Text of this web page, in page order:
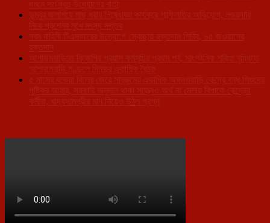
দমনে সমন্বিত উদ্যোগের বার্তা
ডুম্বুর জলাশয়ে মাছ ধরার নিষেধাজ্ঞা কার্যকরে গাফিলতির অভিযোগ, নজরদারি
নিয়ে প্রশ্নের মুখে মৎস্য দপ্তর
নবম বাহিনী টিএসআরের উদ্যোগে স্বেচ্ছায় রক্তদান শিবির, ৬৫ জওয়ানের
রক্তদান
আশারামবাড়িতে বিজেপির প্রয়াস কর্মসূচির প্রথম পর্ব, সাংগঠনিক শক্তি বৃদ্ধিতে
আশারামবাড়ি মণ্ডলে দিনভর একাধিক বৈঠক
৫ মাসের বকেয়া বিলের জেরে সাব্রুমের একাধিক অঙ্গনওয়াড়ি কেন্দ্রে বন্ধ শিশুদের
পুষ্টিকর আহার, সরকারি অনুদান থাকা সত্ত্বেও অর্থ না মেলায় বিপাকে কেন্দ্রের
কর্মীরা, খাদ্যসামগ্রীর মান নিয়েও উঠল প্রশ্ন